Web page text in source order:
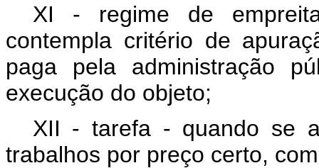
XI - regime de
contempla critério de
paga pela administração
execução do objeto;
XII - tarefa - quando se
trabalhos por preço certo,